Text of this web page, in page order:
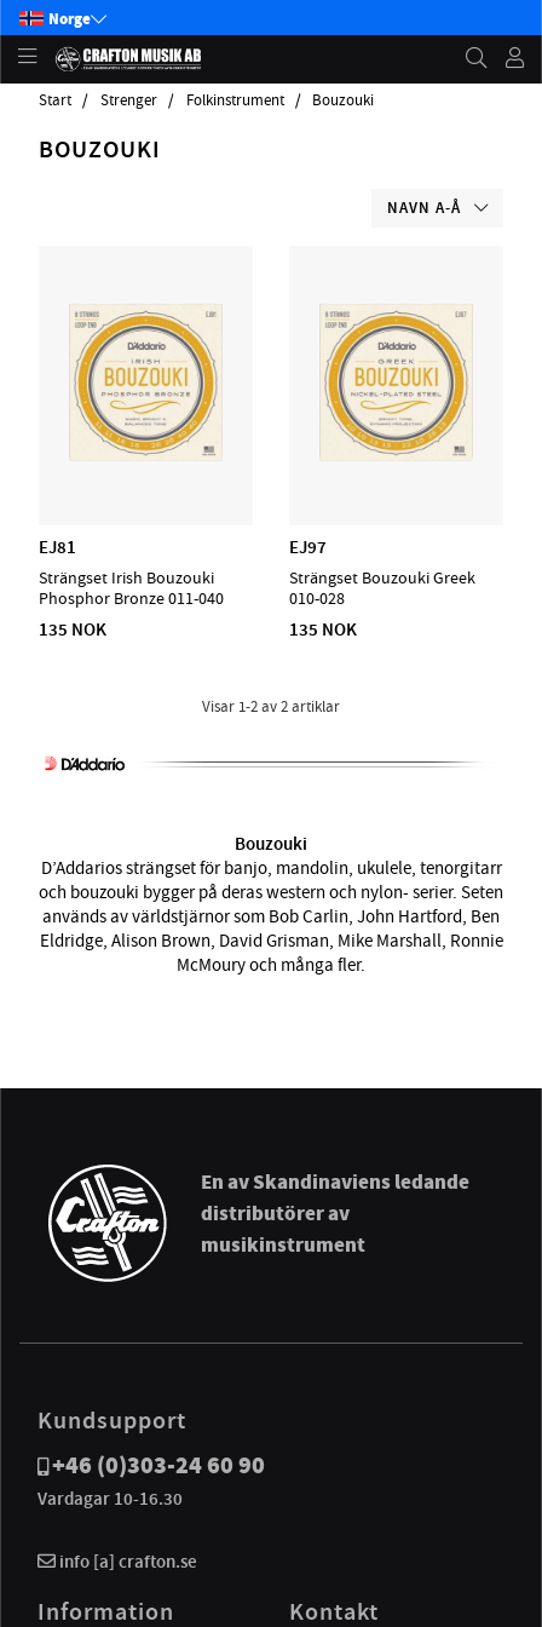
Norge
Start Strenger Folkinstrument Bouzouki
BOUZOUKI
NAVN A-Å
EJ81
Strängset Irish Bouzouki
Phosphor Bronze 011-040
135 NOK
EJ97
Strängset Bouzouki Greek
010-028
135 NOK
Visar 1-2av2artiklar
Bouzouki
D’Addarios strängset för banjo, mandolin, ukulele, tenorgitarr
och bouzouki bygger på deras western och nylon- serier. Seten
används av världstjärnor som Bob Carlin, John Hartford, Ben
Eldridge, Alison Brown, David Grisman, Mike Marshall, Ronnie
McMoury och många fler.
En av Skandinaviens ledande
distributörer av
musikinstrument
Kundsupport
+46 (0)303-24 60 90
Vardagar 10-16.30
info [a] crafton.se
Information Kontakt